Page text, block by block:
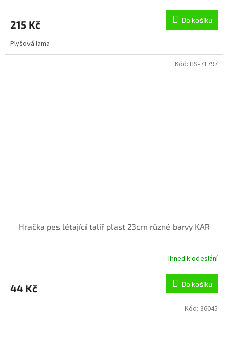
215 Kč Do košíku
Plyšová lama
Hračka pes létající talíř plast 23cm různé barvy KAR
Ihned k odeslání
44 Kč Do košíku
Kód: HS-71797
Kód: 36045